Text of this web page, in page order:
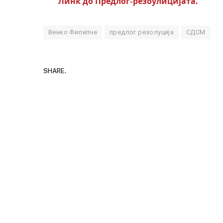
Венко Филипче предлог резолуција СДСМ
SHARE.